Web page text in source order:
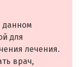
данном
для
лечения.
врач,